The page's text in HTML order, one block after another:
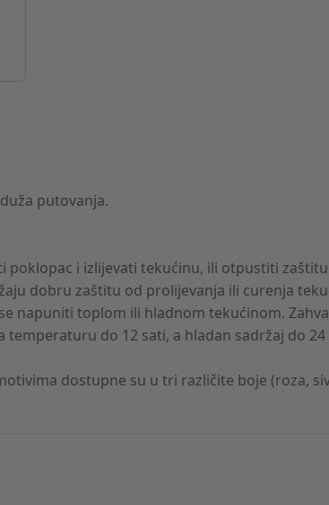
putovanja.
poklopac i izlijevati tekućinu, ili otpustiti
dobru zaštitu od prolijevanja ili curenja
napuniti toplom ili hladnom tekućinom.
do 12 sati, a hladan sadržaj do
dostupne su u tri različite boje (roza,